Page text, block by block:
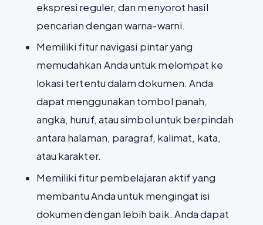
ekspresi reguler, dan menyorot hasil
pencarian dengan warna-warni.
Memiliki fitur navigasi pintar yang
memudahkan Anda untuk melompat ke
lokasi tertentu dalam dokumen. Anda
dapat menggunakan tombol panah,
angka, huruf, atau simbol untuk berpindah
antara halaman, paragraf, kalimat, kata,
atau karakter.
Memiliki fitur pembelajaran aktif yang
membantu Anda untuk mengingat isi
dokumen dengan lebih baik. Anda dapat